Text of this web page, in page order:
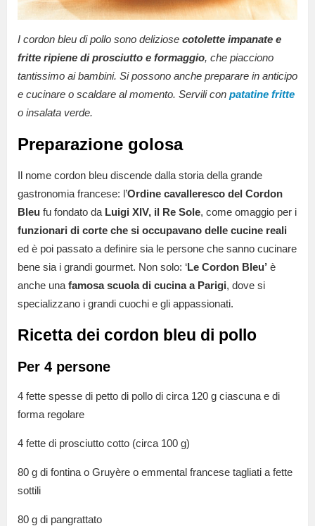
I cordon bleu di pollo sono deliziose cotolette impanate e
fritte ripiene di prosciutto e formaggio, che piacciono
tantissimo ai bambini. Si possono anche preparare in anticipo
e cucinare o scaldare al momento. Servili con patatine fritte
o insalata verde.
Preparazione golosa
Il nome cordon bleu discende dalla storia della grande
gastronomia francese: l’Ordine cavalleresco del Cordon
Bleu fu fondato da Luigi XIV, il Re Sole, come omaggio per i
funzionari di corte che si occupavano delle cucine reali
ed è poi passato a definire sia le persone che sanno cucinare
bene sia i grandi gourmet. Non solo: ‘Le Cordon Bleu’ è
anche una famosa scuola di cucina a Parigi, dove si
specializzano i grandi cuochi e gli appassionati.
Ricetta dei cordon bleu di pollo
Per 4 persone
4 fette spesse di petto di pollo di circa 120 g ciascuna e di
forma regolare
4 fette di prosciutto cotto (circa 100 g)
80 g di fontina o Gruyère o emmental francese tagliati a fette
sottili
80 g di pangrattato